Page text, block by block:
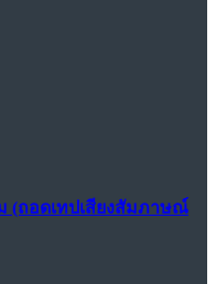
(ถอดเทปเสียงสัมภาษณ์